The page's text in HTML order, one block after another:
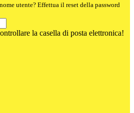
utente? Effettua il reset della password
la casella di posta elettronica!